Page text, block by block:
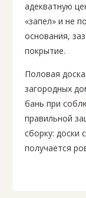
адекватную
«запел» и не
основания,
покрытие.
Половая
загородных
бань при
правильной
сборку: доски
получается